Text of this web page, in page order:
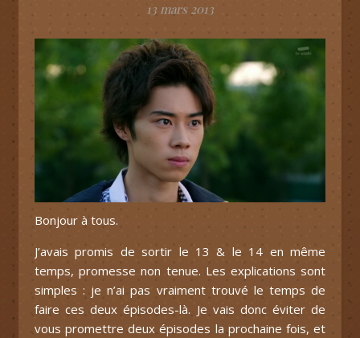
13 mars 2013
Bonjour à tous.
J’avais promis de sortir le 13 & le 14 en même
temps, promesse non tenue. Les explications sont
simples : je n’ai pas vraiment trouvé le temps de
faire ces deux épisodes-là. Je vais donc éviter de
vous promettre deux épisodes la prochaine fois, et